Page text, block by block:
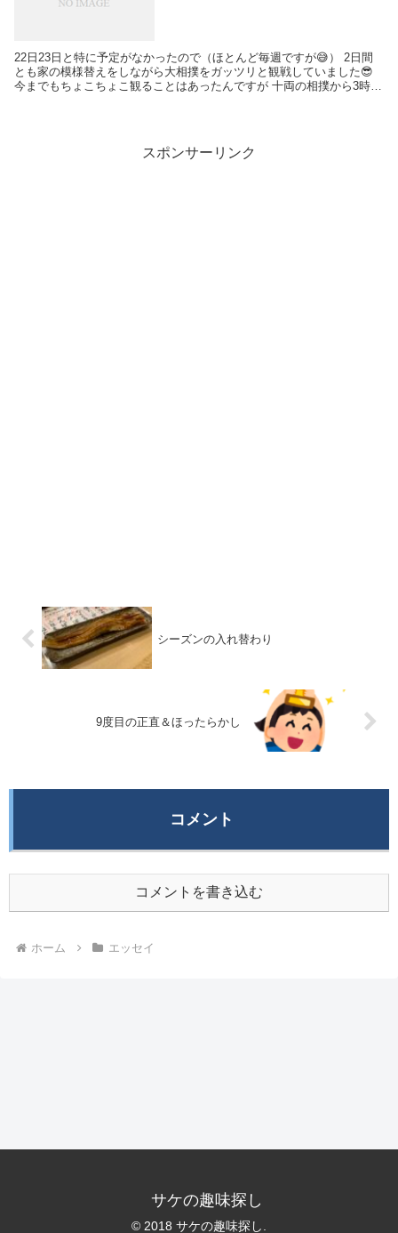
22日23日と特に予定がなかったので（ほとんど毎週ですが😅） 2日間
とも家の模様替えをしながら大相撲をガッツリと観戦していました😎
今までもちょこちょこ観ることはあったんですが 十両の相撲から3時間
スポンサーリンク
シーズンの入れ替わり
9度目の正直＆ほったらかし
コメント
コメントを書き込む
ホーム エッセイ
サケの趣味探し
© 2018 サケの趣味探し.